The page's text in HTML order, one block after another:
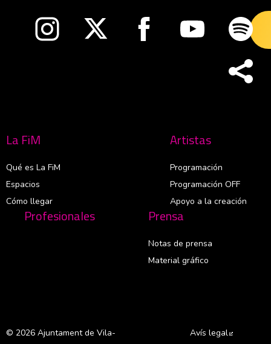
Abre en nueva ventanaAbre en nueva ventanaAbre en nueva ventana
Abre en nueva
La FiM
Qué es La FiM
Espacios
Cómo llegar
Artistas
Programación
Programación OFF
Apoyo a la creación
Profesionales Prensa
Notas de prensa
Material gráfico
© 2026 Ajuntament de Vila- Avís legal